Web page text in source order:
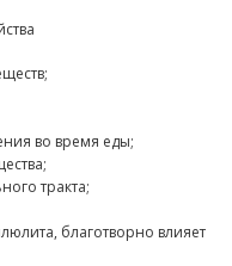
во время еды;
тракта;
благотворно влияет